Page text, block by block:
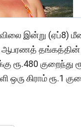
இன்று (ஏப்8)
தங்கத்தின்
ரூ.480 குறைந்து
ஒரு கிராம் ரூ.1